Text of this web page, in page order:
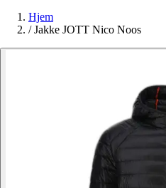
Hjem
/ Jakke JOTT Nico Noos